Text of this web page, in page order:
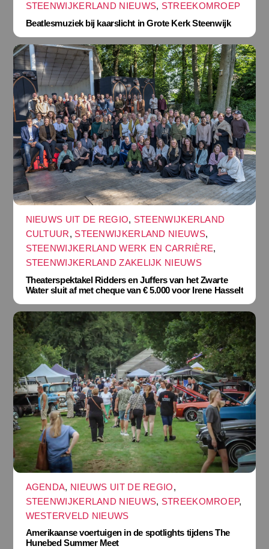
STEENWIJKERLAND NIEUWS, STREEKOMROEP
Beatlesmuziek bij kaarslicht in Grote Kerk Steenwijk
NIEUWS UIT DE REGIO, STEENWIJKERLAND
CULTUUR, STEENWIJKERLAND NIEUWS,
STEENWIJKERLAND WERK EN CARRIÈRE,
STEENWIJKERLAND ZAKELIJK NIEUWS
Theaterspektakel Ridders en Juffers van het Zwarte
Water sluit af met cheque van € 5.000 voor Irene Hasselt
AGENDA, NIEUWS UIT DE REGIO,
STEENWIJKERLAND NIEUWS, STREEKOMROEP,
WESTERVELD NIEUWS
Amerikaanse voertuigen in de spotlights tijdens The
Hunebed Summer Meet